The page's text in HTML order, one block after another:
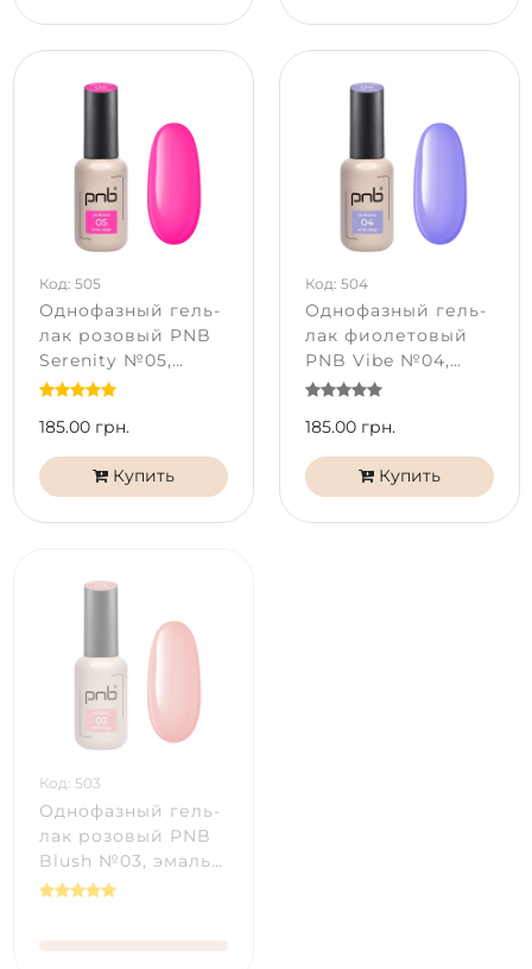
Код: 505
Однофазный гель-
лак розовый PNB
Serenity №05,
эмаль (8 мл)
185.00 грн.
Купить
Код: 504
Однофазный гель-
лак фиолетовый
PNB Vibe №04,
эмаль (8 мл)
185.00 грн.
Купить
Код: 503
Однофазный гель-
лак розовый PNB
Blush №03, эмаль
(8 мл)